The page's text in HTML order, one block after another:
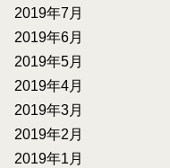
2019年7月
2019年6月
2019年5月
2019年4月
2019年3月
2019年2月
2019年1月